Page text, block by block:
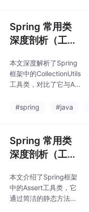
行深度优化，相比Apac
he Commons Lang版
本更符合Spring开发习
Spring 常用类
深度剖析（工具
ctionUtils 与 St
ream API 的对
本文深度解析了Spring
框架中的CollectionUtils
工具类，对比了它与Ap
差异，重点介绍了其核
换（mergeArrayIntoCo
llection）、类型查找
（findValueOfType）
#spring #java
Spring 常用类
深度剖析（工具
t：用断言代替 if
-throw，代码更
本文介绍了Spring框架
中的Assert工具类，它
通过简洁的静态方法替